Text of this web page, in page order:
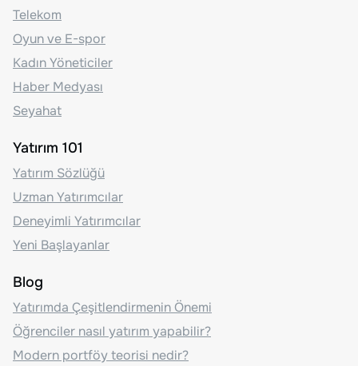
Telekom
Oyun ve E-spor
Kadın Yöneticiler
Haber Medyası
Seyahat
Yatırım 101
Yatırım Sözlüğü
Uzman Yatırımcılar
Deneyimli Yatırımcılar
Yeni Başlayanlar
Blog
Yatırımda Çeşitlendirmenin Önemi
Öğrenciler nasıl yatırım yapabilir?
Modern portföy teorisi nedir?